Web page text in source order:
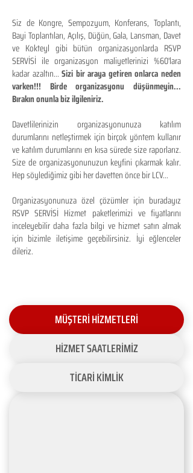
Siz de Kongre, Sempozyum, Konferans, Toplantı,
Bayi Toplantıları, Açılış, Düğün, Gala, Lansman, Davet
ve Kokteyl gibi bütün organizasyonlarda RSVP
SERVİSİ ile organizasyon maliyetlerinizi %60'lara
kadar azaltın...Sizi bir araya getiren onlarca neden
varken!!! Birde organizasyonu düşünmeyin...
Bırakın onunla biz ilgileniriz.
Davetlilerinizin organizasyonunuza katılım
durumlarını netleştirmek için birçok yöntem kullanır
ve katılım durumlarını en kısa sürede size raporlarız.
Size de organizasyonunuzun keyfini çıkarmak kalır.
Hep söylediğimiz gibi her davetten önce bir LCV...
Organizasyonunuza özel çözümler için buradayız
RSVP SERVİSİ Hizmet paketlerimizi ve fiyatlarını
inceleyebilir daha fazla bilgi ve hizmet satın almak
için bizimle iletişime geçebilirsiniz. İyi eğlenceler
dileriz.
MÜŞTERİ HİZMETLERİ
HİZMET SAATLERİMİZ
TİCARİ KİMLİK